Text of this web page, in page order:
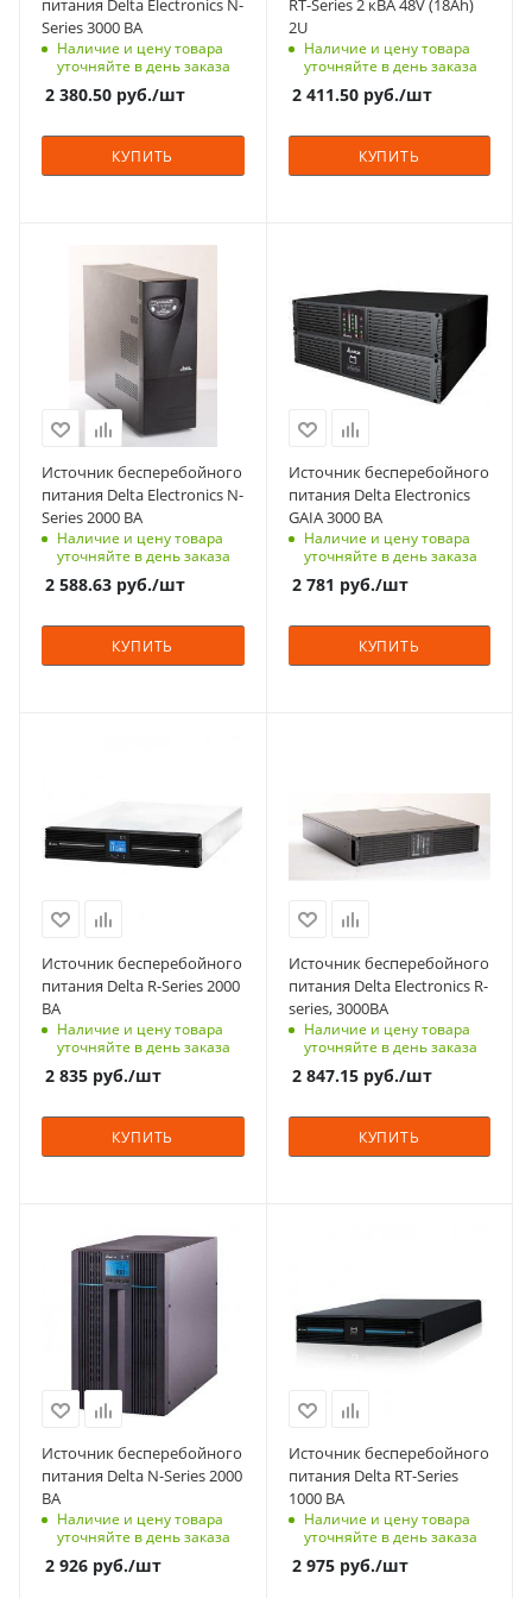
Влажность, %
5 - 95%
КПД, %
Диапазон выходного
напряжения, В
50 / 60 +/- 0,05
Диапазон рабочих
Входное напряжение
Способ монтажа
Напольный (tower)
Наличие встроенных
аккумуляторных
батарей
Да
подключения
внешних батарейных
питания Delta Electronics N-
Series 3000 ВА
Наличие и цену товара
уточняйте в день заказа
2 380.50 руб./шт
КУПИТЬ
RT-Series 2 кВА 48V (18Ah)
2U
Наличие и цену товара
уточняйте в день заказа
2 411.50руб./шт
КУПИТЬ
Входная частота
Уровень шума
меньше 47
Технология
Входное напряжение,
В (максимальное)
280
Влажность, %
до 87%
Диапазон рабочих
Входное напряжение
230
Способ монтажа
Напольный (tower)
Наличие встроенных
аккумуляторных
Да
Вес, кг
Источник бесперебойного
питания Delta Electronics N-
Series 2000 ВА
Наличие и цену товара
уточняйте в день заказа
2 588.63 руб./шт
КУПИТЬ
Входное напряжение,
В (максимальное)
275
Входное напряжение
230
Универсальный
(rack / tower)
Вес, кг
31
Источник бесперебойного
питания Delta Electronics
GAIA 3000 ВА
Наличие и цену товара
уточняйте в день заказа
2 781 руб./шт
КУПИТЬ
для установки/
крепления на пол,
On-Line
Автономия
длительная
Габариты (ВхШхГ), мм
88x440x430
Способ монтажа
Универсальный
Наличие встроенных
Источник бесперебойного
питания Delta R-Series 2000
ВА
Наличие и цену товара
уточняйте в день заказа
2 835 руб./шт
КУПИТЬ
Входное напряжение,
В (максимальное)
280
230
В стойку (rack)
Вес, кг
9.1
Источник бесперебойного
питания Delta Electronics R-
series, 3000ВА
Наличие и цену товара
уточняйте в день заказа
2 847.15руб./шт
КУПИТЬ
Мощность, кВА
Тип корпуса
для установки/
крепления на пол
Количество фаз
On-Line
Автономия
кратковременная
Габариты (ВхШхГ), мм
Источник бесперебойного
питания Delta N-Series 2000
ВА
Наличие и цену товара
уточняйте в день заказа
2 926 руб./шт
для установки/
крепления на пол,
1
Технология
On-Line
Автономия
кратковременная
Источник бесперебойного
питания Delta RT-Series
1000 ВА
Наличие и цену товара
уточняйте в день заказа
2 975руб./шт